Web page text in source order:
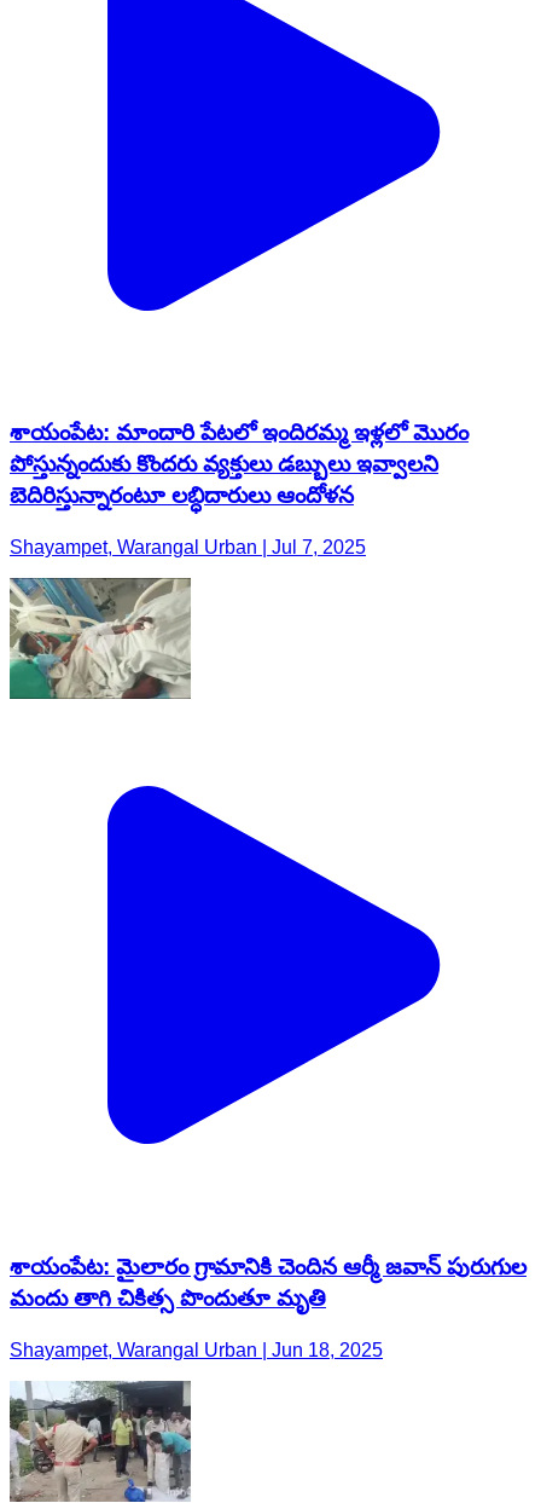
శాయంపేట: మాందారి పేటలో ఇందిరమ్మ ఇళ్లలో మొరం
పోస్తున్నందుకు కొందరు వ్యక్తులు డబ్బులు ఇవ్వాలని
బెదిరిస్తున్నారంటూ లబ్ధిదారులు ఆందోళన
Shayampet, Warangal Urban | Jul 7, 2025
శాయంపేట: మైలారం గ్రామానికి చెందిన ఆర్మీ జవాన్ పురుగుల
మందు తాగి చికిత్స పొందుతూ మృతి
Shayampet, Warangal Urban | Jun 18, 2025